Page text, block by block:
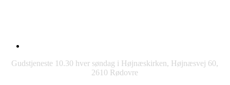
Gudstjeneste 10.30 hver søndag i Højnæskirken, Højnæsvej 60,
2610 Rødovre